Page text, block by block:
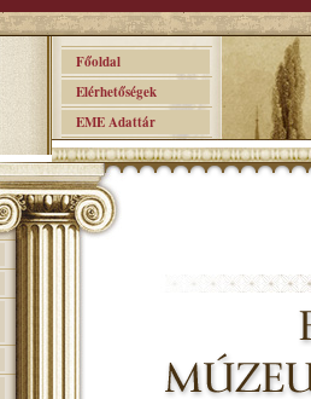
Főoldal
Elérhetőségek
EME Adattár